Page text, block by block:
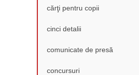
cărţi pentru copii
cinci detalii
comunicate de presă
concursuri